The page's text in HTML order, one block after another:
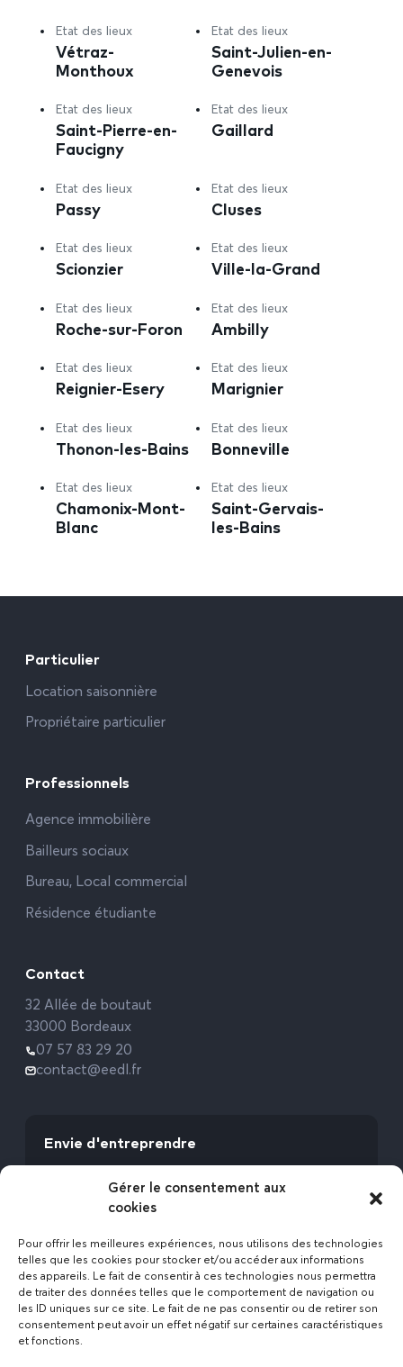
Gérer le consentement aux
cookies
Pour offrir les meilleures expériences, nous utilisons des technologies
telles que les cookies pour stocker et/ou accéder aux informations
des appareils. Le fait de consentir à ces technologies nous permettra
de traiter des données telles que le comportement de navigation ou
les ID uniques sur ce site. Le fait de ne pas consentir ou de retirer son
consentement peut avoir un effet négatif sur certaines caractéristiques
et fonctions.
Etat des lieux
Vétraz-
Monthoux
Etat des lieux
Saint-Julien-en-
Genevois
Etat des lieux
Saint-Pierre-en-
Faucigny
Etat des lieux
Gaillard
Etat des lieux
Passy
Etat des lieux
Cluses
Etat des lieux
Scionzier
Etat des lieux
Ville-la-Grand
Etat des lieux
Roche-sur-Foron
Etat des lieux
Ambilly
Etat des lieux
Reignier-Esery
Etat des lieux
Marignier
Etat des lieux
Thonon-les-Bains
Etat des lieux
Bonneville
Etat des lieux
Chamonix-Mont-
Blanc
Etat des lieux
Saint-Gervais-
les-Bains
Particulier
Location saisonnière
Propriétaire particulier
Professionnels
Agence immobilière
Bailleurs sociaux
Bureau, Local commercial
Résidence étudiante
Contact
32 Allée de boutaut
33000 Bordeaux
07 57 83 29 20
contact@eedl.fr
Envie d'entreprendre
avec l’Expert Etat des Lieux !
Rejoignez-nous